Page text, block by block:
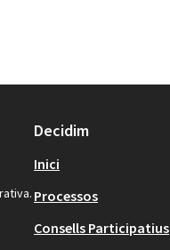
Decidim
Inici
Processos
Consells Participatius